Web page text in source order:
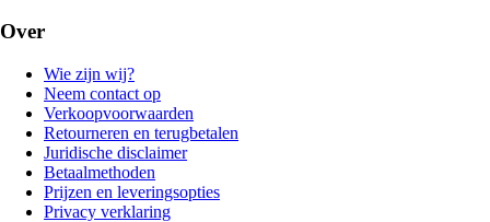
Over
Wie zijn wij?
Neem contact op
Verkoopvoorwaarden
Retourneren en terugbetalen
Juridische disclaimer
Betaalmethoden
Prijzen en leveringsopties
Privacy verklaring